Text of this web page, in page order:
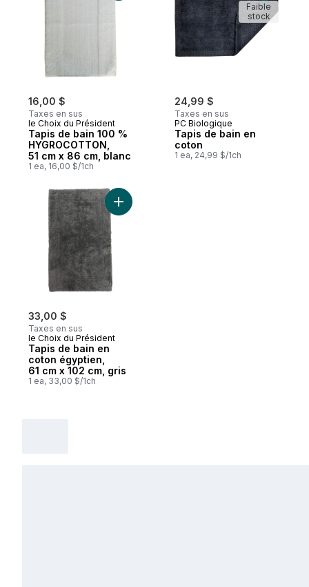
16,00 $
Taxes en sus
le Choix du Président
Tapis de bain 100 %
HYGROCOTTON,
51 cm x 86 cm, blanc
1 ea, 16,00 $/1ch
24,99 $
Taxes en sus
PC Biologique
Tapis de bain en
coton
1 ea, 24,99 $/1ch
Faible
stock
33,00 $
Taxes en sus
le Choix du Président
Tapis de bain en
coton égyptien,
61 cm x 102 cm, gris
1 ea, 33,00 $/1ch
Ajouter Tapis de bain en coton égyptien,